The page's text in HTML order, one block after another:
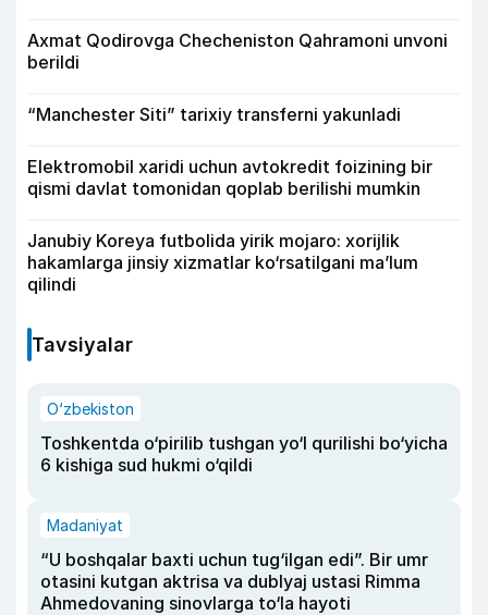
Axmat Qodirovga Checheniston Qahramoni unvoni
berildi
“Manchester Siti” tarixiy transferni yakunladi
Elektromobil xaridi uchun avtokredit foizining bir
qismi davlat tomonidan qoplab berilishi mumkin
Janubiy Koreya futbolida yirik mojaro: xorijlik
hakamlarga jinsiy xizmatlar ko‘rsatilgani ma’lum
qilindi
Tavsiyalar
O‘zbekiston
Toshkentda o‘pirilib tushgan yo‘l qurilishi bo‘yicha
6 kishiga sud hukmi o‘qildi
Madaniyat
“U boshqalar baxti uchun tug‘ilgan edi”. Bir umr
otasini kutgan aktrisa va dublyaj ustasi Rimma
Ahmedovaning sinovlarga to‘la hayoti